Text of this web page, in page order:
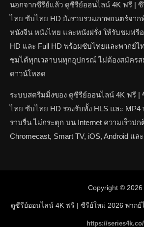
นอกจากซีรีย์แล้ว ดูซีรีย์ออนไลน์ 4K ฟรี | ซี
ไทย ซับไทย HD ยังรวบรวมภาพยนตร์จาก
หนังจีน หนังไทย และหนังฝรั่ง ให้รับชมฟรี
HD และ Full HD พร้อมซับไทยและพากย์
ชมได้ทุกเวลาบนทุกอุปกรณ์ ไม่ต้องสมัคร
ดาวน์โหลด
ระบบสตรีมมิ่งของ ดูซีรีย์ออนไลน์ 4K ฟรี |
ไทย ซับไทย HD รองรับทั้ง HLS และ
ราบรื่น ไม่กระตุก บน Internet ความเร็วปก
Chromecast, Smart TV, iOS, Android แล
Copyright © 2026
ดูซีรีย์ออนไลน์ 4K ฟรี | ซีรีย์ใหม่ 2026 พากย์
https://series4k.co/